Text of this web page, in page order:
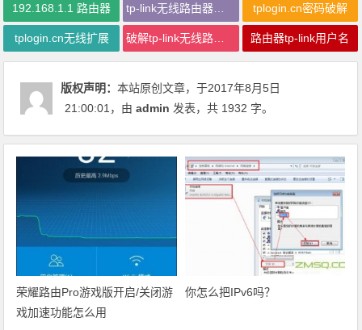
192.168.1.1 路由器 tplogin.cn密码破解
tplogin.cn无线扩展 路由器tp-link用户名
版权声明：本站原创文章，于2017年8月5日
21:00:01 ，由admin 发表，共 1932 字。
荣耀路由Pro游戏版开启/关闭游
戏加速功能怎么用
你怎么把IPv6吗？